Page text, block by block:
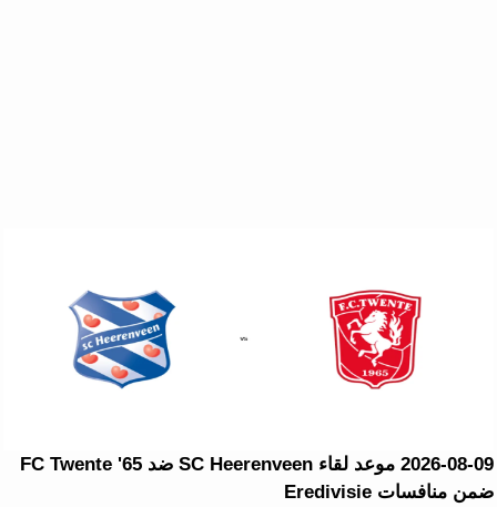
2026-08-09 موعد لقاء SC Heerenveen ضد FC Twente '65
ضمن منافسات Eredivisie